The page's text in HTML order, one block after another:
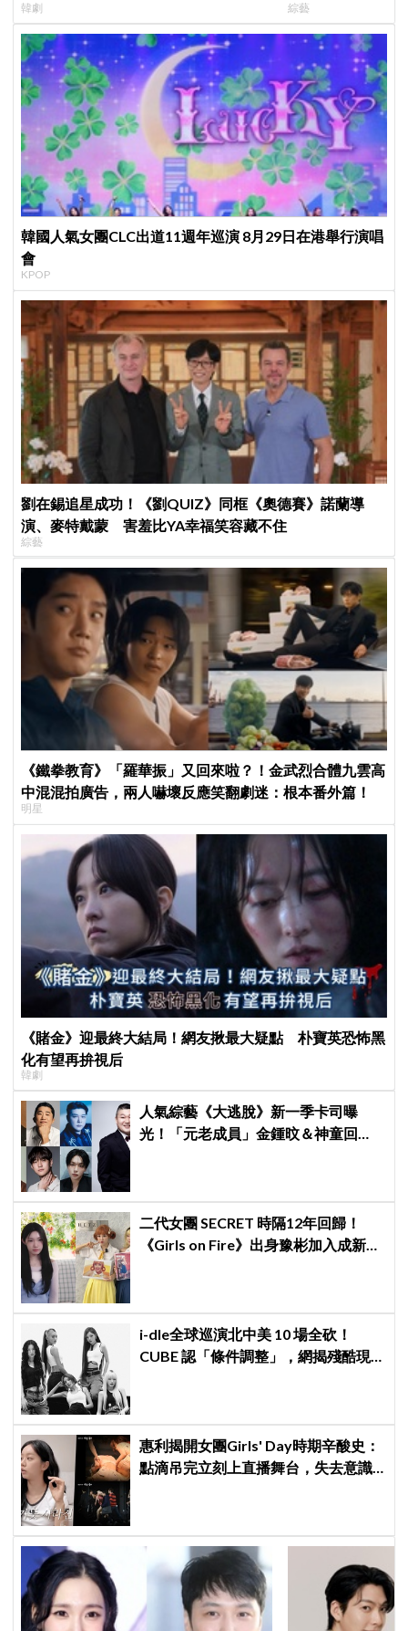
製作發表會，甜蜜CP化學反應引期待
韓劇
跑
綜藝
韓國人氣女團CLC出道11週年巡演 8月29日在港舉行演唱
會
KPOP
劉在錫追星成功！《劉QUIZ》同框《奧德賽》諾蘭導
演、麥特戴蒙 害羞比YA幸福笑容藏不住
綜藝
《鐵拳教育》「羅華振」又回來啦？！金武烈合體九雲高
中混混拍廣告，兩人嚇壞反應笑翻劇迷：根本番外篇！
明星
《賭金》迎最終大結局！網友揪最大疑點 朴寶英恐怖黑
化有望再拚視后
韓劇
人氣綜藝《大逃脫》新一季卡司曝
光！「元老成員」金鍾旼＆神童回
二代女團 SECRET 時隔12年回歸！
《Girls on Fire》出身豫彬加入成新成
i-dle全球巡演北中美 10 場全砍！
CUBE 認「條件調整」，網揭殘酷現
惠利揭開女團Girls' Day時期辛酸史：
點滴吊完立刻上直播舞台，失去意識